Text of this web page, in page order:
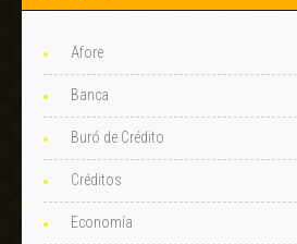
Afore
Banca
Buró de Crédito
Créditos
Economía